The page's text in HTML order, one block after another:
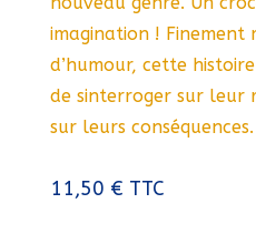
imagination ! Finement
d’humour, cette
de sinterroger sur
sur leurs conséquences.
11,50 € TTC